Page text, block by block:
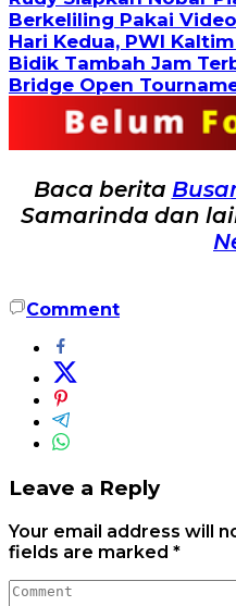
Berkeliling Pakai
Hari Kedua, PWI
Bidik Tambah Jam
Bridge Open
Baca berita
Samarinda dan
Comment
Leave a Reply
Your email address will
fields are marked *